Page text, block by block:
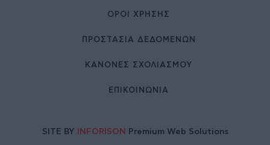
ΌΡΟΙ ΧΡΉΣΗΣ
ΠΡΟΣΤΑΣΙΑ ΔΕΔΟΜΕΝΩΝ
ΚΑΝΟΝΕΣ ΣΧΟΛΙΑΣΜΟΥ
ΕΠΙΚΟΙΝΩΝΊΑ
SITE BY INFORISON Premium Web Solutions